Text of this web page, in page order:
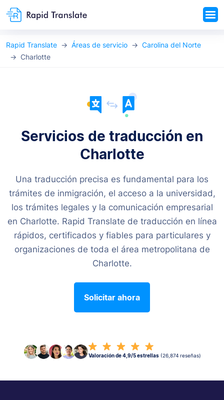
Rapid Translate Áreas de servicio
Carolina del Norte
Charlotte
Servicios de traducción en
Charlotte
Una traducción precisa es fundamental para los
trámites de inmigración, el acceso a la universidad,
los trámites legales y la comunicación empresarial
en Charlotte. Rapid Translate de traducción en línea
rápidos, certificados y fiables para particulares y
organizaciones de toda el área metropolitana de
Charlotte.
Solicitar ahora
Valoración de 4,9/5 estrellas (26,874 reseñas)